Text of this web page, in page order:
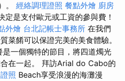
。 經絡調理證照 餐點外燴 廚房
定是支付歐元或工資的參與費！
外燴 台北記帳士事務所 在我們
菜餚可以保證完美的美食體驗。
是一個獨特的節目，將四道燭光
在一起。 拜訪Arial do Cabo的
照 Beach享受浪漫的海灘漫